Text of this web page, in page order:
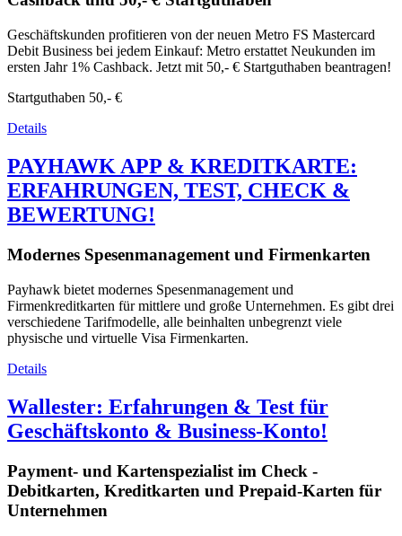
Geschäftskunden profitieren von der neuen Metro FS Mastercard
Debit Business bei jedem Einkauf: Metro erstattet Neukunden im
ersten Jahr 1% Cashback. Jetzt mit 50,- € Startguthaben beantragen!
Startguthaben 50,- €
Details
PAYHAWK APP & KREDITKARTE:
ERFAHRUNGEN, TEST, CHECK &
BEWERTUNG!
Modernes Spesenmanagement und Firmenkarten
Payhawk bietet modernes Spesenmanagement und
Firmenkreditkarten für mittlere und große Unternehmen. Es gibt drei
verschiedene Tarifmodelle, alle beinhalten unbegrenzt viele
physische und virtuelle Visa Firmenkarten.
Details
Wallester: Erfahrungen & Test für
Geschäftskonto & Business-Konto!
Payment- und Kartenspezialist im Check -
Debitkarten, Kreditkarten und Prepaid-Karten für
Unternehmen